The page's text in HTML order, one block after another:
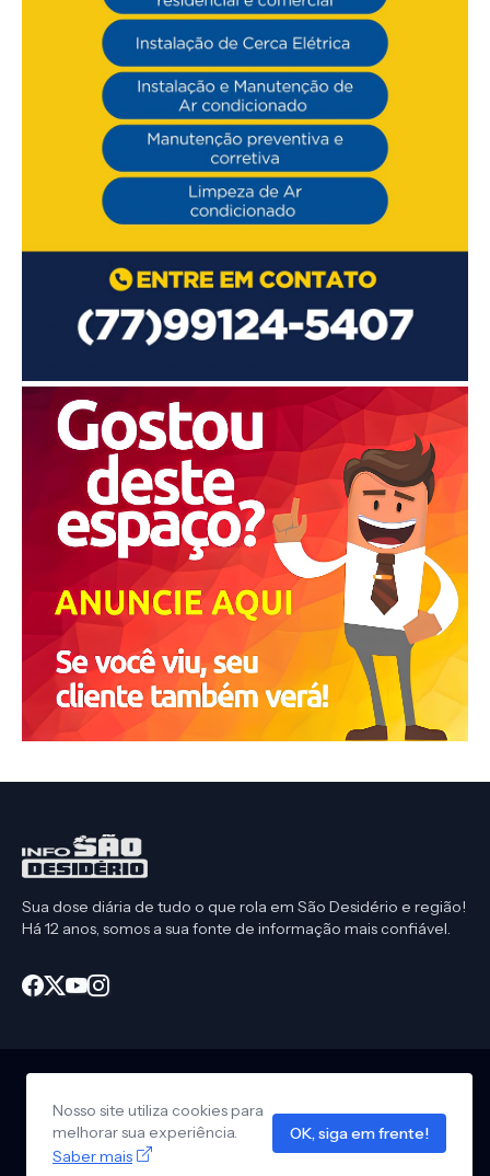
Sua dose diária de tudo o que rola em São Desidério e região!
Há 12 anos, somos a sua fonte de informação mais confiável.
Design by - Info São Desidério
InícioCEP São DesidérioPolítica de Privacidade
Anuncie em nosso site
Nosso site utiliza cookies para
melhorar sua experiência.
Saber mais
OK, siga em frente!